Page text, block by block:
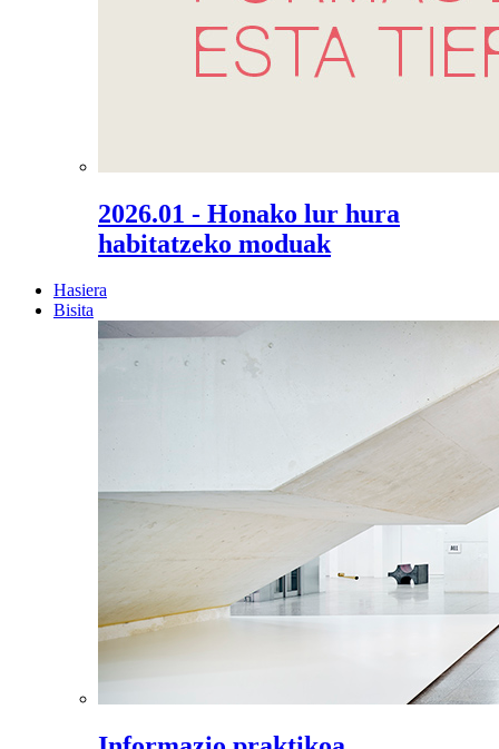
2026.01 - Honako lur hura
habitatzeko moduak
Hasiera
Bisita